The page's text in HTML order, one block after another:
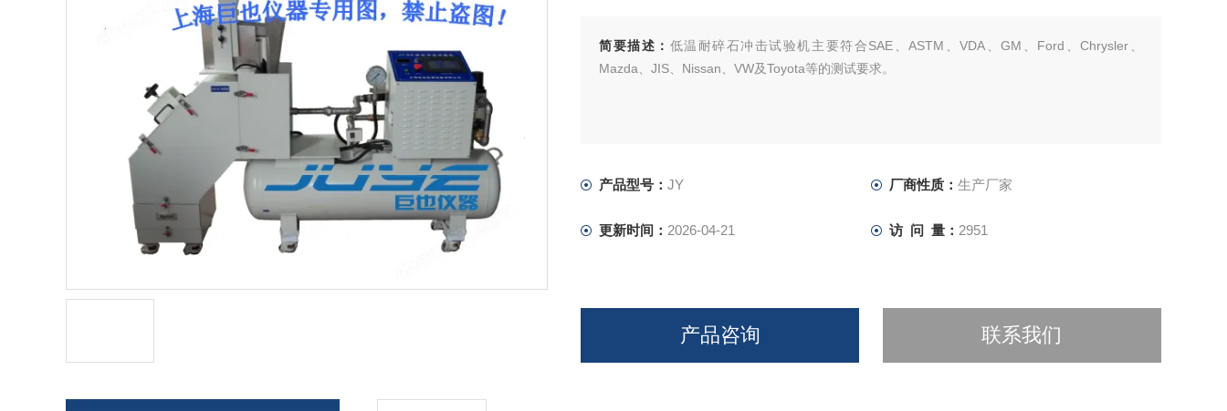
简要描述： 低温耐碎石冲击试验机主要符合SAE、ASTM、VDA、GM、Ford、Chrysler、
Mazda、JIS、Nissan、VW及Toyota等的测试要求。
产品型号： JY 厂商性质： 生产厂家
更新时间： 2026-04-21 访 问 量： 2951
产品咨询 联系我们